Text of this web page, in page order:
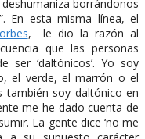
borrándonos
En esta misma línea, el
, le dio la razón al
que las personas
ser ‘daltónicos’. Yo soy
el verde, el marrón o el
también soy daltónico en
me he dado cuenta de
La gente dice ‘no me